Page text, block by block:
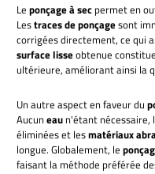
Le ponçage à sec permet en
Lestraces de ponçagesont
corrigées directement, ce qui
surface lisseobtenue
ultérieure, améliorant ainsi la
Un autre aspect en faveur du
Aucuneau n'étant nécessaire,
éliminées et lesmatériaux
longue. Globalement, le
faisant la méthode préférée